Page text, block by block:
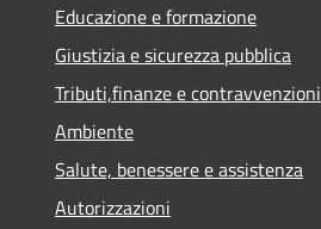
Educazione e formazione
Giustizia e sicurezza pubblica
Tributi,finanze e contravvenzioni
Ambiente
Salute, benessere e assistenza
Autorizzazioni